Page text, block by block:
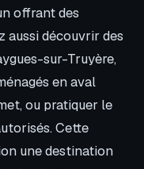
offrant des
aussi découvrir des
sur-Truyère,
en aval
ou pratiquer le
Cette
une destination